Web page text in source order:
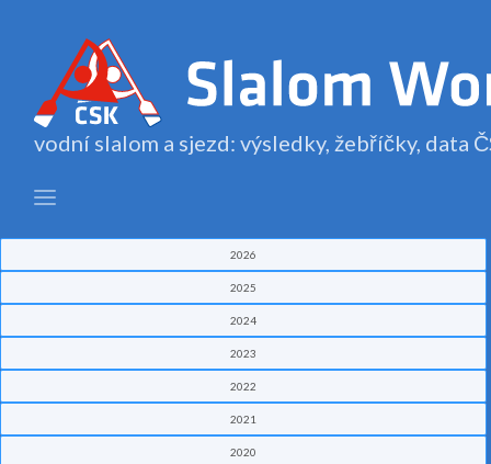
vodní slalom a sjezd: výsledky, žebříčky, data
2026
2025
2024
2023
2022
2021
2020